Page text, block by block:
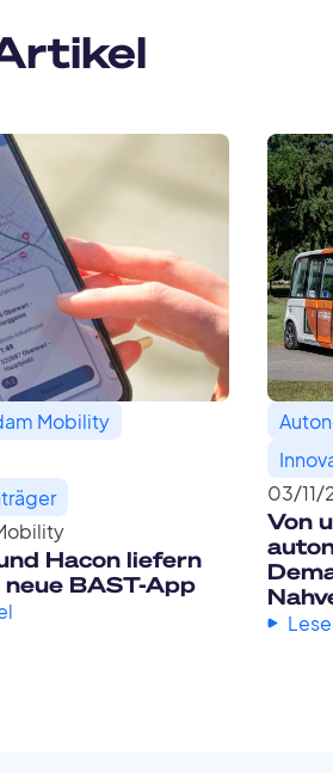
Mobility
Hacon liefern
BAST-App
03/11/
Von